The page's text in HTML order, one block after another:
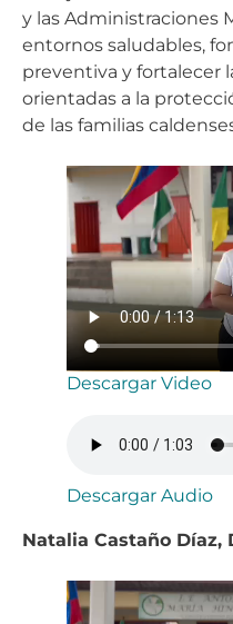
y las Administraciones
entornos saludables,
preventiva y fortalecer
orientadas a la
de las familias
Descargar Video
Descargar Audio
Natalia Castaño Díaz,